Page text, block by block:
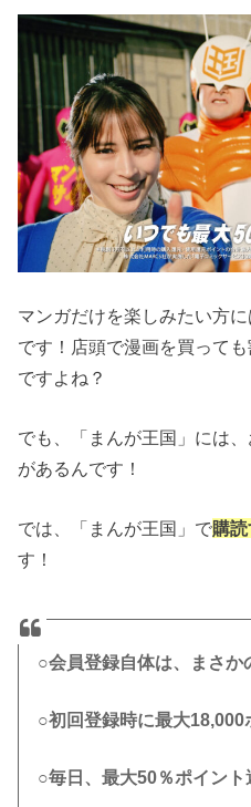
マンガだけを楽しみたい方
です！店頭で漫画を買って
ですよね？
でも、「まんが王国」には
があるんです！
では、「まんが王国」で購
す！
○会員登録自体は、まさか
○初回登録時に最大18,000
○毎日、最大50％ポイント